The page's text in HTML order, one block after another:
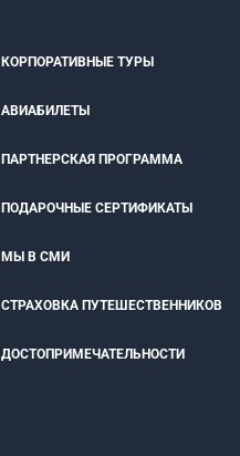
КОРПОРАТИВНЫЕ ТУРЫ
АВИАБИЛЕТЫ
ПАРТНЕРСКАЯ ПРОГРАММА
ПОДАРОЧНЫЕ СЕРТИФИКАТЫ
МЫ В СМИ
СТРАХОВКА ПУТЕШЕСТВЕННИКОВ
ДОСТОПРИМЕЧАТЕЛЬНОСТИ